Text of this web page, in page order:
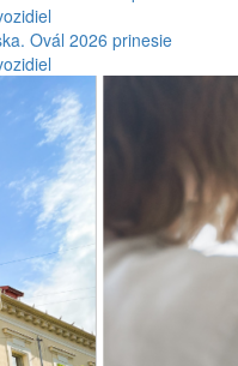
Ovál 2026 prinesie